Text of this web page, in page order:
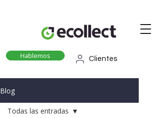
Clientes
Hablemos
Blog
Todas las entradas